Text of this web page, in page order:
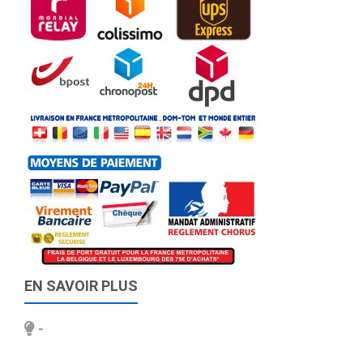
EN SAVOIR PLUS
-